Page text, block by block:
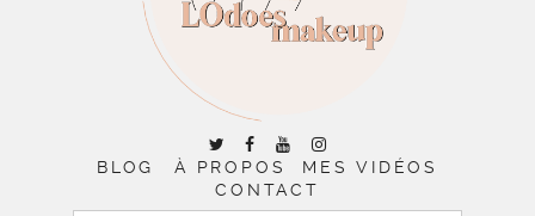
BLOG À PROPOS
MES VIDÉOS
CONTACT